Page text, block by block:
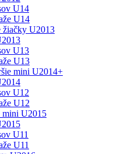
U14
U14
žiačky U2013
U13
U13
mini U2014+
U12
U12
mini U2015
U11
U11